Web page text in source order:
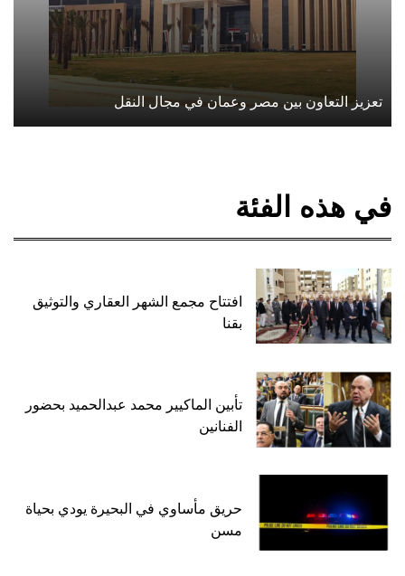
تعزيز التعاون بين مصر وعمان في مجال النقل
في هذه الفئة
افتتاح مجمع الشهر العقاري والتوثيق
بقنا
تأبين الماكيير محمد عبدالحميد بحضور
الفنانين
حريق مأساوي في البحيرة يودي بحياة
مسن